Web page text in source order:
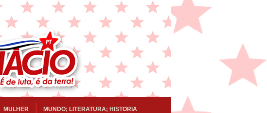
MULHER MUNDO; LITERATURA; HISTORIA